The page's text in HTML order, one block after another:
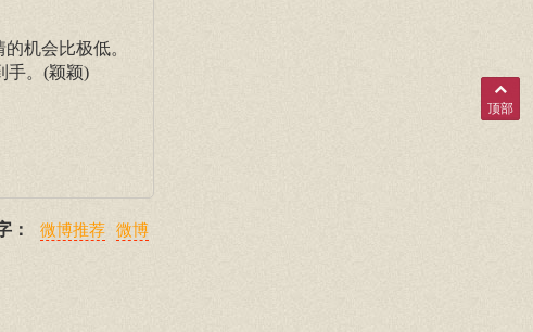
机会比极低。
手。(颖颖)
： 微博推荐 微博
顶部